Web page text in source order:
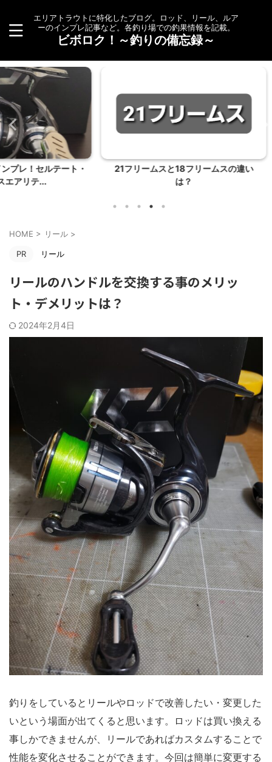
エリアトラウトに特化したブログ。ロッド、リール、ルア
ーのインプレ記事など。各釣り場での釣果情報を記載。
ビボロク！～釣りの備忘録～
テート・
21フリームスと18フリームスの違い
秋の開成
HOME > リール >
PR リール
リールのハンドルを交換する事のメリッ
ト・デメリットは？
2024年2月4日
釣りをしているとリールやロッドで改善したい・変更した
いという場面が出てくると思います。ロッドは買い換える
事しかできませんが、リールであればカスタムすることで
性能を変化させることができます。今回は簡単に変更する